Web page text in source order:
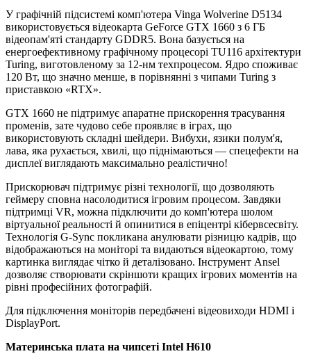
У графічній підсистемі комп'ютера Vinga Wolverine D5134
використовується відеокарта GeForce GTX 1660 з 6 ГБ
відеопам'яті стандарту GDDR5. Вона базується на
енергоефективному графічному процесорі TU116 архітектури
Turing, виготовленому за 12-нм техпроцесом. Ядро споживає
120 Вт, що значно менше, в порівнянні з чипами Turing з
приставкою «RTX».
GTX 1660 не підтримує апаратне прискорення трасування
променів, зате чудово себе проявляє в іграх, що
використовують складні шейдери. Вибухи, язики полум'я,
лава, яка рухається, хвилі, що піднімаються — спецефекти на
дисплеї виглядають максимально реалістично!
Прискорювач підтримує різні технології, що дозволяють
геймеру сповна насолодитися ігровим процесом. Завдяки
підтримці VR, можна підключити до комп'ютера шолом
віртуальної реальності й опинитися в епіцентрі кібервсесвіту.
Технологія G-Sync покликана анулювати різницю кадрів, що
відображаються на моніторі та видаються відеокартою, тому
картинка виглядає чітко й деталізовано. Інструмент Ansel
дозволяє створювати скріншоти кращих ігрових моментів на
рівні професійних фотографій.
Для підключення моніторів передбачені відеовиходи HDMI і
DisplayPort.
Материнська плата на чипсеті Intel H610